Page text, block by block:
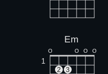
Em
O O O O
1
2 3